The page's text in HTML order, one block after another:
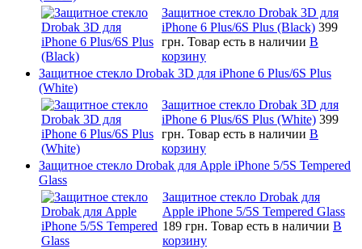
Защитное стекло Drobak 3D для
iPhone 6 Plus/6S Plus (Black) 399
грн. Товар есть в наличии В
корзину
Защитное стекло Drobak 3D для iPhone 6 Plus/6S Plus
(White)
Защитное стекло Drobak 3D для
iPhone 6 Plus/6S Plus (White) 399
грн. Товар есть в наличии В
корзину
Защитное стекло Drobak для Apple iPhone 5/5S Tempered
Glass
Защитное стекло Drobak для
Apple iPhone 5/5S Tempered Glass
189 грн. Товар есть в наличии В
корзину